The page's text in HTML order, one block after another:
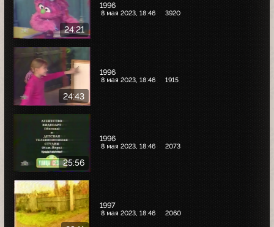
24:21
1996
8 мая 2023, 18:46 3920
24:43
1996
8 мая 2023, 18:46 1915
25:56
1996
8 мая 2023, 18:46 2073
1997
8 мая 2023, 18:46 2060